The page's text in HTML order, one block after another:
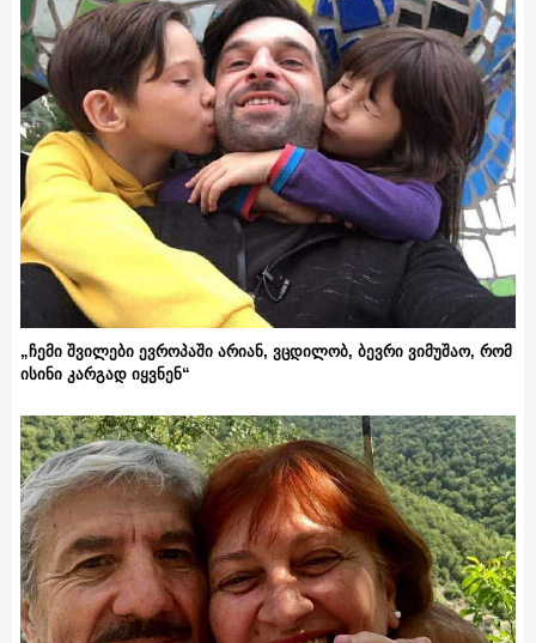
„ჩემი შვილები ევროპაში არიან, ვცდილობ, ბევრი ვიმუშაო, რომ
ისინი კარგად იყვნენ“